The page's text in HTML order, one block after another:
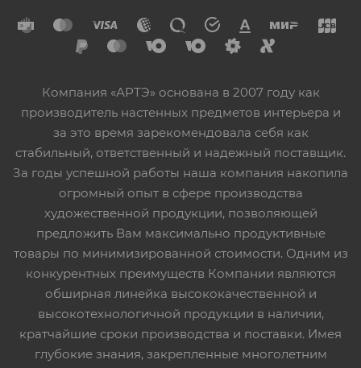
Компания «АРТЭ» основана в 2007 году как
производитель настенных предметов интерьера и
за это время зарекомендовала себя как
стабильный, ответственный и надежный поставщик.
За годы успешной работы наша компания накопила
огромный опыт в сфере производства
художественной продукции, позволяющей
предложить Вам максимально продуктивные
товары по минимизированной стоимости. Одним из
конкурентных преимуществ Компании являются
обширная линейка высококачественной и
высокотехнологичной продукции в наличии,
кратчайшие сроки производства и поставки. Имея
глубокие знания, закрепленные многолетним